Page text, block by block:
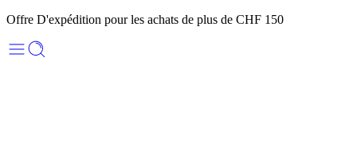
Offre D'expédition pour les achats de plus de CHF 150